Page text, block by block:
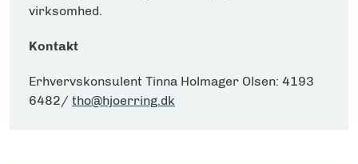
virksomhed.
Kontakt
Erhvervskonsulent Tinna Holmager Olsen: 4193
6482/ tho@hjoerring.dk